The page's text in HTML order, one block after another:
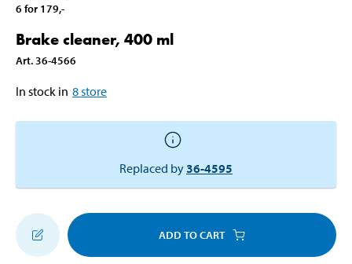
6 for 179,-
Brake cleaner, 400 ml
Art. 36-4566
In stock in 8store
Replaced by36-4595
ADD TO CART